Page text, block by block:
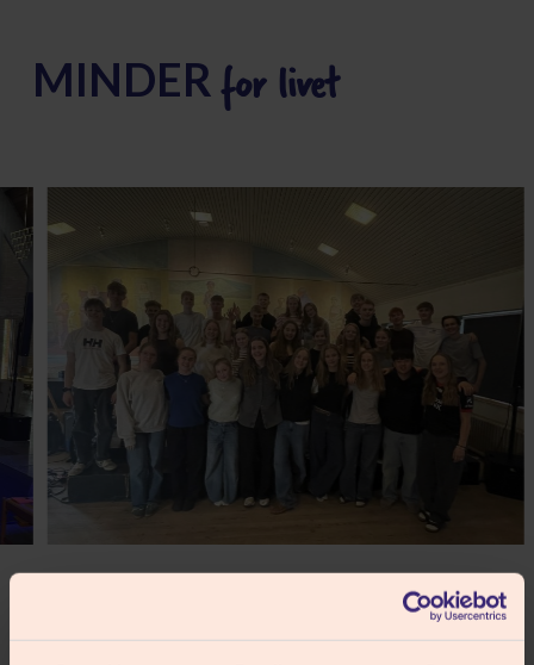
MINDER for livet